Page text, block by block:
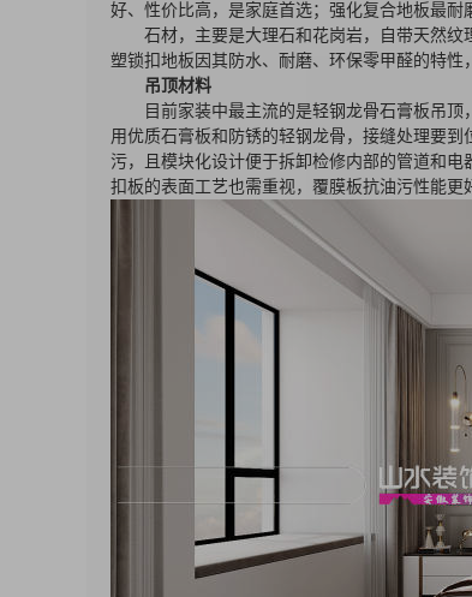
好、性价比高，是家庭首选；强化复合地板最耐
石材，主要是大理石和花岗岩，自带天然
塑锁扣地板因其防水、耐磨、环保零甲醛的特性
吊顶材料
目前家装中最主流的是轻钢龙骨石膏板吊
用优质石膏板和防锈的轻钢龙骨，接缝处理要
污，且模块化设计便于拆卸检修内部的管道和
扣板的表面工艺也需重视，覆膜板抗油污性能